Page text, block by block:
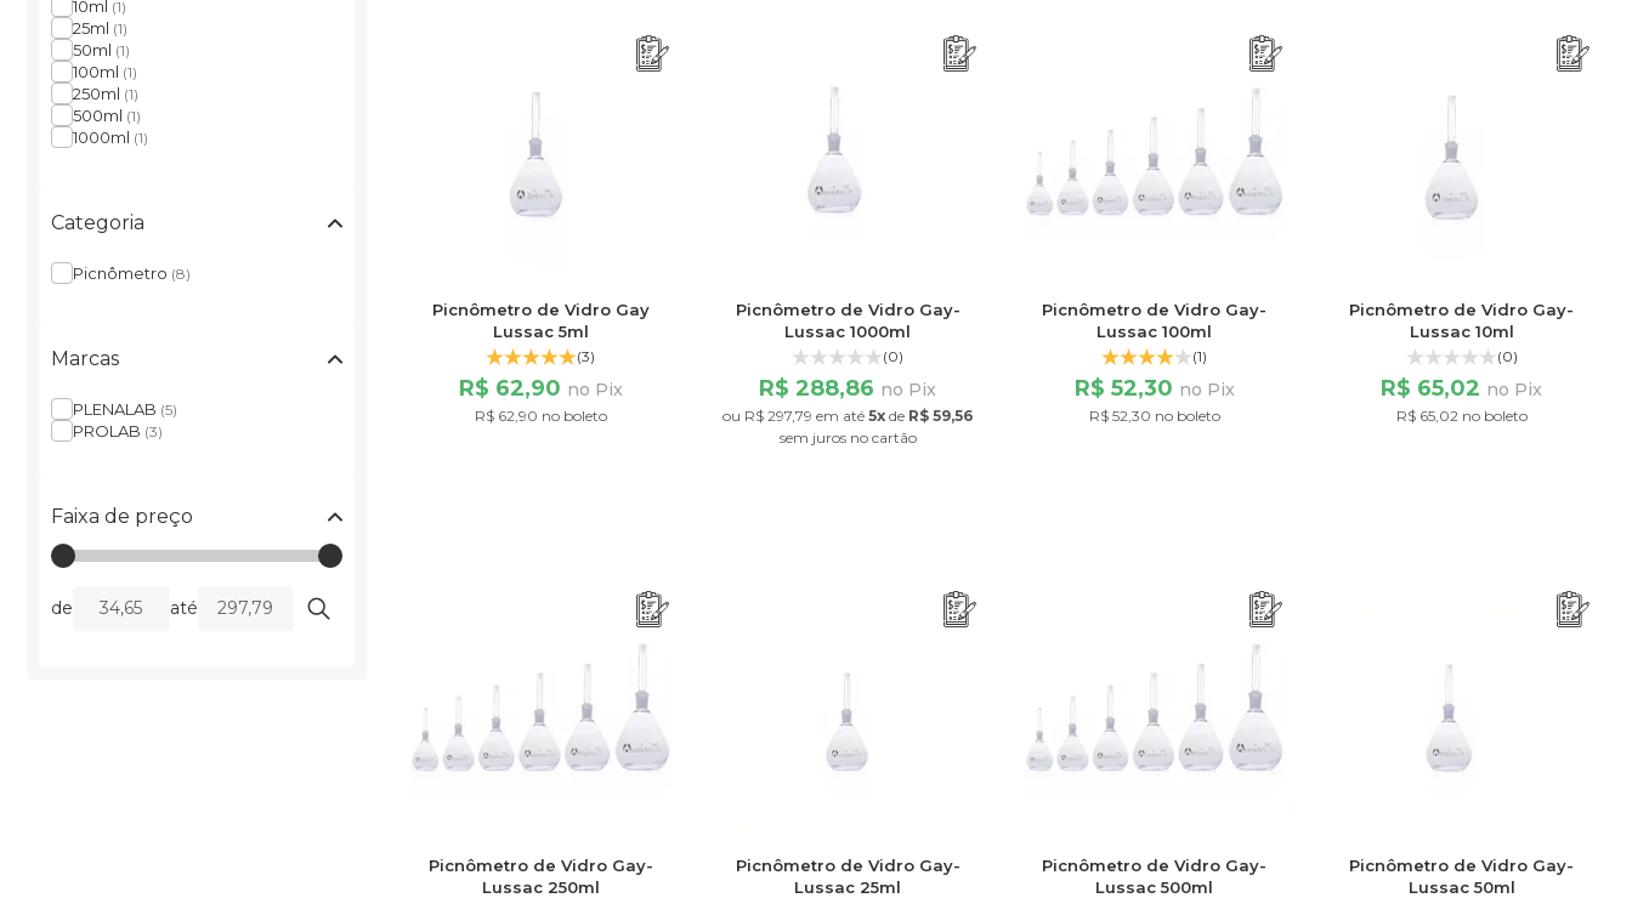
10ml (1)
25ml (1)
50ml (1)
100ml (1)
250ml (1)
500ml (1)
1000ml (1)
Categoria
Picnômetro (8)
Marcas
PLENALAB (5)
PROLAB (3)
Faixa de preço
de até
Picnômetro de Vidro Gay
Lussac 5ml
(3)
R$ 62,90 no Pix
R$ 62,90 no boleto
Picnômetro de Vidro Gay-
Lussac 1000ml
(0)
R$ 288,86 no Pix
ou R$ 297,79 em até5x de R$ 59,56
sem jurosno cartão
Picnômetro de Vidro Gay-
Lussac 100ml
(1)
R$ 52,30 no Pix
R$ 52,30 no boleto
Picnômetro de Vidro Gay-
Lussac 10ml
(0)
R$ 65,02 no Pix
R$ 65,02 no boleto
Picnômetro de Vidro Gay-
Lussac 250ml
Picnômetro de Vidro Gay-
Lussac 25ml
Picnômetro de Vidro Gay-
Lussac 500ml
Picnômetro de Vidro Gay-
Lussac 50ml